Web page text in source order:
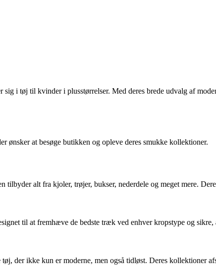
i tøj til kvinder i plusstørrelser. Med deres brede udvalg af
at besøge butikken og opleve deres smukke kollektioner.
tilbyder alt fra kjoler, trøjer, bukser, nederdele og meget mere.
til at fremhæve de bedste træk ved enhver kropstype og
der ikke kun er moderne, men også tidløst. Deres kollektioner